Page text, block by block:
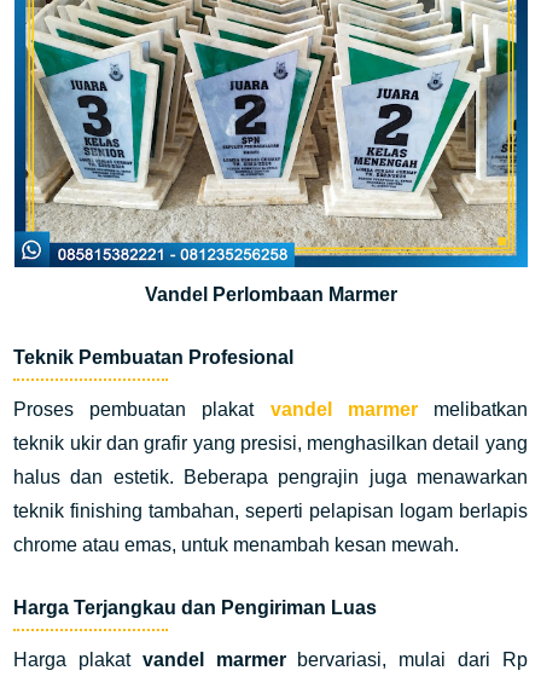
Vandel Perlombaan Marmer
Teknik Pembuatan Profesional
Proses pembuatan plakat vandel marmer
melibatkan
teknik ukir dan grafir yang presisi, menghasilkan detail yang
halus dan estetik. Beberapa pengrajin juga menawarkan
teknik finishing tambahan, seperti pelapisan logam berlapis
chrome atau emas, untuk menambah kesan mewah.
Harga Terjangkau dan Pengiriman Luas
Harga plakat vandel marmerbervariasi, mulai dari Rp